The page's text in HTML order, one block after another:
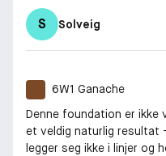
S Solveig
6W1 Ganache
Denne foundation er ikke
et veldig naturlig resultat
legger seg ikke i linjer og